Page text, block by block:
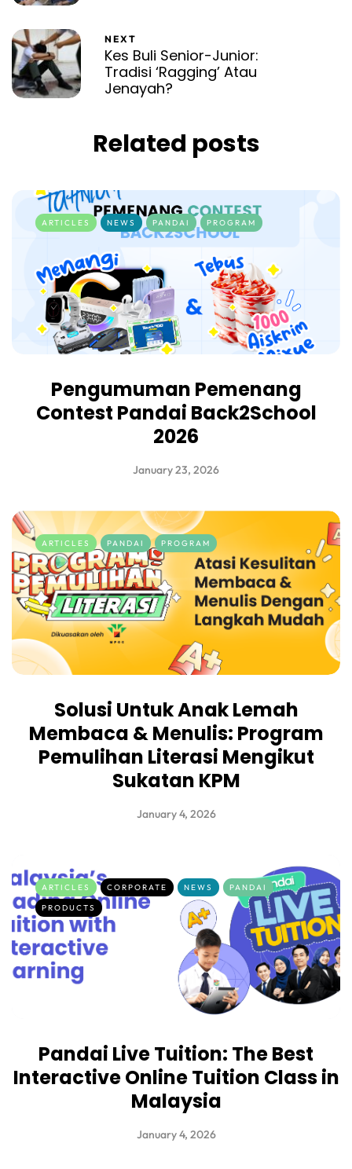
NEXT
Kes Buli Senior-Junior:
Tradisi ‘Ragging’ Atau
Jenayah?
Related posts
ARTICLES NEWS PANDAI PROGRAM
Pengumuman Pemenang
Contest Pandai Back2School
2026
January 23, 2026
ARTICLES PANDAI PROGRAM
Solusi Untuk Anak Lemah
Membaca & Menulis: Program
Pemulihan Literasi Mengikut
Sukatan KPM
January 4, 2026
ARTICLES CORPORATE NEWS
PANDAI
PRODUCTS
Pandai Live Tuition: The Best
Interactive Online Tuition Class in
Malaysia
January 4, 2026